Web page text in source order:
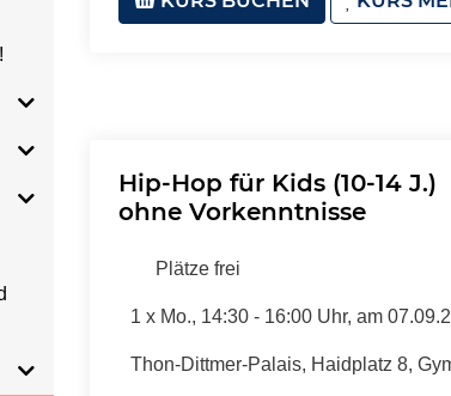
Hip-Hop für Kids (10-14 J.)
ohne Vorkenntnisse
Plätze frei
1 x Mo., 14:30 - 16:00 Uhr, am
Thon-Dittmer-Palais, Haidplatz 8,